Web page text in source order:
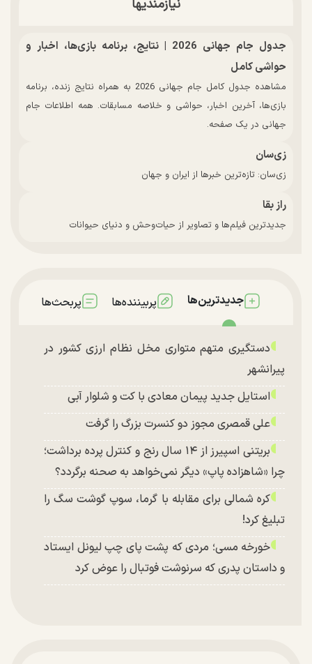
نیازمندیها
جدول جام جهانی 2026 | نتایج، برنامه بازی‌ها، اخبار و
حواشی کامل
مشاهده جدول کامل جام جهانی 2026 به همراه نتایج زنده، برنامه
بازی‌ها، آخرین اخبار، حواشی و خلاصه مسابقات. همه اطلاعات جام
جهانی در یک صفحه.
زی‌سان
زی‌سان: تازه‌ترین خبرها از ایران و جهان
راز بقا
جدیدترین فیلم‌ها و تصاویر از حیات‌وحش و دنیای حیوانات
جدیدترین‌ها پربیننده‌ها پربحث‌ها
دستگیری متهم متواری مخل نظام ارزی کشور در
پیرانشهر
استایل جدید پیمان معادی با کت و شلوار آبی
علی قمصری مجوز دو کنسرت بزرگ را گرفت
بریتنی اسپیرز از ۱۴ سال رنج و کنترل پرده برداشت؛
چرا «شاهزاده پاپ» دیگر نمی‌خواهد به صحنه برگردد؟
کره شمالی برای مقابله با گرما، سوپ گوشت سگ را
تبلیغ کرد!
خورخه مسی؛ مردی که پشت پای چپ لیونل ایستاد
و داستان پدری که سرنوشت فوتبال را عوض کرد